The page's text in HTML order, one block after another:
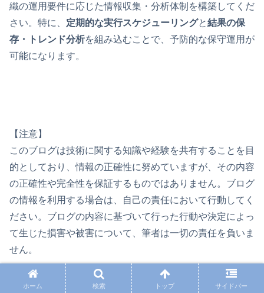
織の運用要件に応じた情報収集・分析体制を構築してくだ
さい。特に、 定期的な実行スケジューリングと結果の保
存・トレンド分析を組み込むことで、予防的な保守運用が
可能になります。
【注意】
このブログは技術に関する知識や経験を共有することを目
的としており、情報の正確性に努めていますが、その内容
の正確性や完全性を保証するものではありません。ブログ
の情報を利用する場合は、自己の責任において行動してく
ださい。ブログの内容に基づいて行った行動や決定によっ
て生じた損害や被害について、筆者は一切の責任を負いま
せん。
ホーム 検索 トップ サイドバー